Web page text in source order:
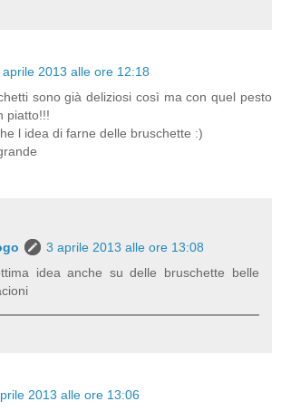
aprile 2013 alle ore 12:18
sono già deliziosi così ma con quel pesto
piatto!!!
l idea di farne delle bruschette :)
3 aprile 2013 alle ore 13:08
idea anche su delle bruschette belle
2013 alle ore 13:06